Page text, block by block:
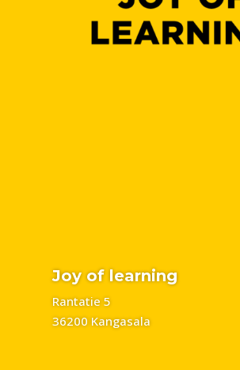
Joy of learning
Rantatie 5
36200 Kangasala